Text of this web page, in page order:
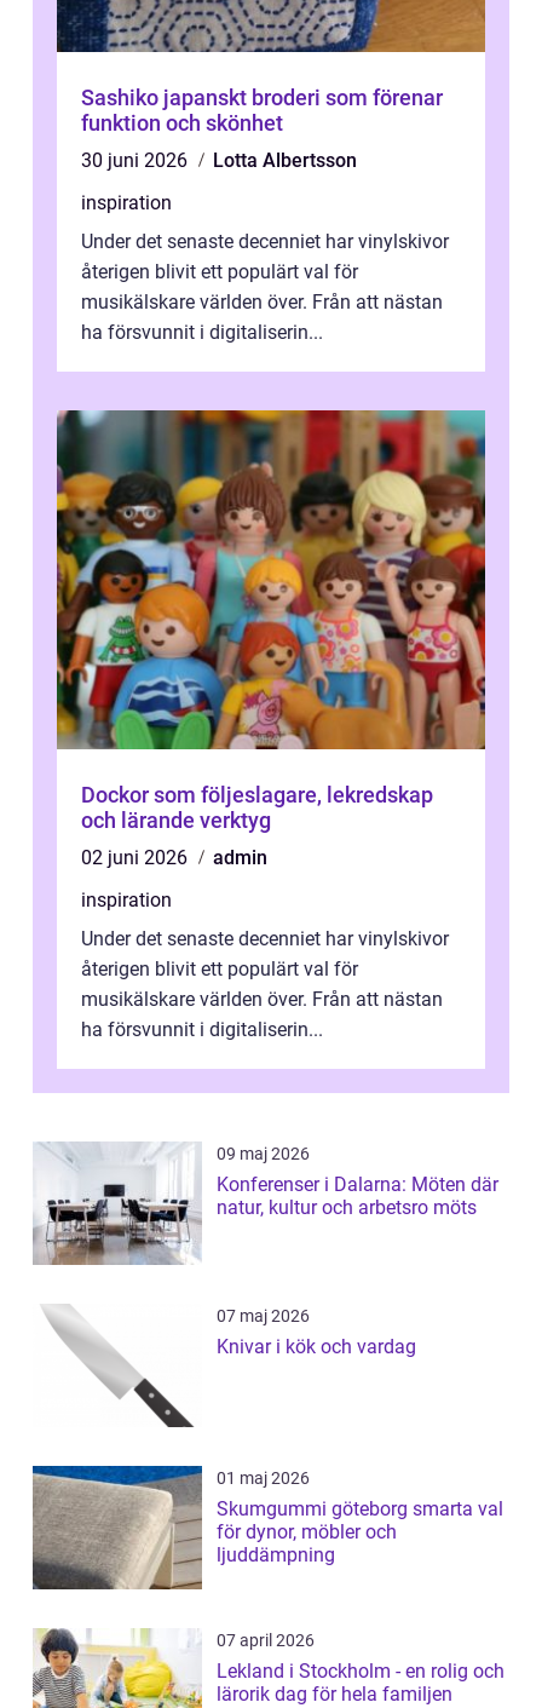
Sashiko japanskt broderi som förenar
funktion och skönhet
30 juni 2026
Lotta Albertsson
inspiration
Under det senaste decenniet har vinylskivor
återigen blivit ett populärt val för
musikälskare världen över. Från att nästan
ha försvunnit i digitaliserin...
Dockor som följeslagare, lekredskap
och lärande verktyg
02 juni 2026
admin
inspiration
Under det senaste decenniet har vinylskivor
återigen blivit ett populärt val för
musikälskare världen över. Från att nästan
ha försvunnit i digitaliserin...
09 maj 2026
Konferenser i Dalarna: Möten där
natur, kultur och arbetsro möts
07 maj 2026
Knivar i kök och vardag
01 maj 2026
Skumgummi göteborg smarta val
för dynor, möbler och
ljuddämpning
07 april 2026
Lekland i Stockholm - en rolig och
lärorik dag för hela familjen